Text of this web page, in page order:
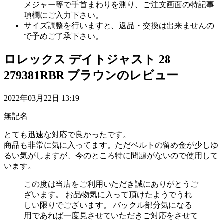
メジャー等で手首まわりを測り、ご注文画面の特記事
項欄にご入力下さい。
サイズ調整を行いますと、返品・交換は出来ませんの
で予めご了承下さい。
ロレックス デイトジャスト 28
279381RBR ブラウンのレビュー
2022年03月22日 13:19
無記名
とても迅速な対応で良かったです。
商品も非常に気に入ってます。ただベルトの留め金が少しゆ
るい気がしますが、今のところ特に問題がないので使用して
います。
この度は当店をご利用いただき誠にありがとうご
ざいます。 お品物気に入って頂けたようでうれ
しい限りでございます。 バックル部分気になる
用であれば一度見させていただきご対応をさせて